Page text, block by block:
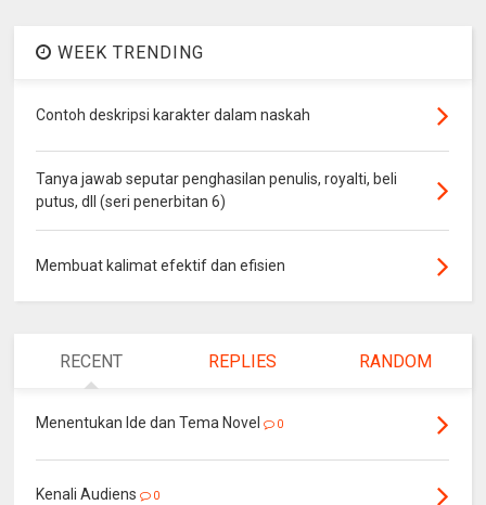
WEEK TRENDING
Contoh deskripsi karakter dalam naskah
Tanya jawab seputar penghasilan penulis, royalti, beli
putus, dll (seri penerbitan 6)
Membuat kalimat efektif dan efisien
RECENT REPLIES RANDOM
Menentukan Ide dan Tema Novel 0
Kenali Audiens 0